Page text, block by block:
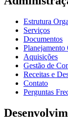
Estrutura
Serviços
Documentos
Planejamento
Aquisições
Gestão de
Receitas e
Contato
Perguntas